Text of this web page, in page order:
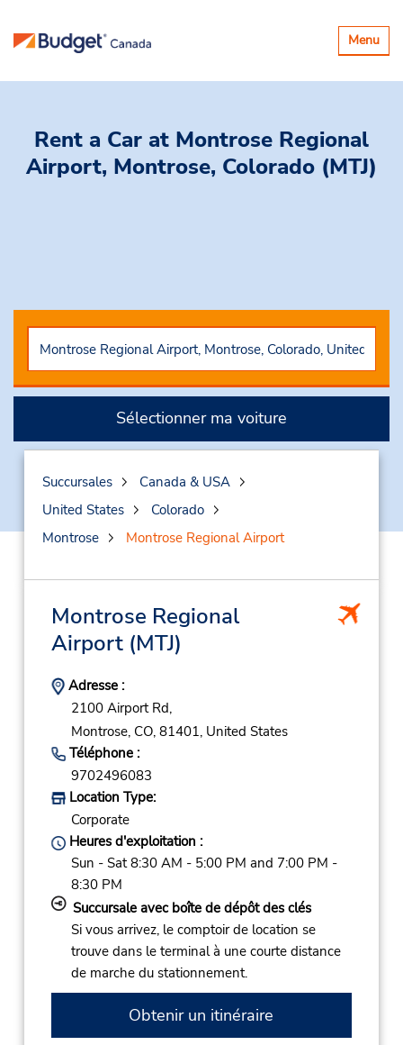
Basculer
la
Menu
Rent a Car at Montrose Regional
Airport, Montrose, Colorado (MTJ)
Sélectionner ma voiture
Succursales
Canada & USA
United States
Colorado
Montrose
Montrose Regional Airport
Montrose Regional
Airport(MTJ)
Adresse :
2100 Airport Rd,
Montrose, CO, 81401, United States
Téléphone :
9702496083
Location Type:
Corporate
Heures d'exploitation :
Sun - Sat 8:30 AM - 5:00 PM and 7:00 PM -
8:30 PM
Succursale avec boîte de dépôt des clés
Si vous arrivez, le comptoir de location se
trouve dans le terminal à une courte distance
de marche du stationnement.
Obtenir un itinéraire